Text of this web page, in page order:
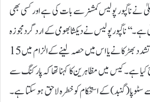
نے ناگپور پولیس کمشنر سے بات کی ہے اور کسی بھی
ہے۔‘‘ ناگپور پولیس نے دیکشا بھومی کے ارد گرد مجوزہ
زیر زمین پارکنگ کے خلاف احتجاج میں تشدد بھڑکانے یا اس میں حصہ لینے کے الزام میں 15
ہے۔ کیس میں مظاہرین کا کہنا تھا کہ پارکنگ سے
سٹوپا (گنبد) کے استحکام کو خطرہ لاحق ہو سکتا ہے۔